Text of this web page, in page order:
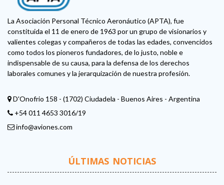
La Asociación Personal Técnico Aeronáutico (APTA), fue
constituida el 11 de enero de 1963 por un grupo de visionarios y
valientes colegas y compañeros de todas las edades, convencidos
como todos los pioneros fundadores, de lo justo, noble e
indispensable de su causa, para la defensa de los derechos
laborales comunes y la jerarquización de nuestra profesión.
D'Onofrio 158 - (1702) Ciudadela - Buenos Aires - Argentina
+54 011 4653 3016/19
info@aviones.com
ÚLTIMAS NOTICIAS